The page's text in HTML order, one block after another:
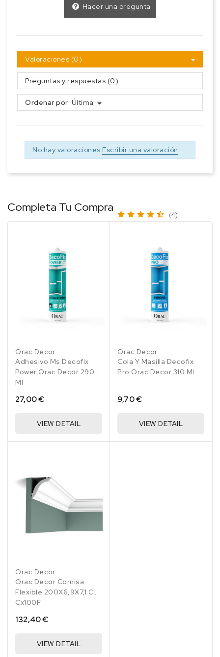
Hacer una pregunta
Valoraciones (0)
Preguntas y respuestas (0)
Ordenar por: Última
No hay valoraciones Escribir una valoración
Completa Tu Compra
Orac Decor
Adhesivo Ms Decofix
Power Orac Decor 290
Ml
27,00 €
VIEW DETAIL
Orac Decor
Cola Y Masilla Decofix
Pro Orac Decor 310 Ml
(4)
9,70 €
VIEW DETAIL
Orac Decor
Orac Decor Cornisa
Flexible 200X6,9X7,1 Cm
Cx100F
132,40 €
VIEW DETAIL